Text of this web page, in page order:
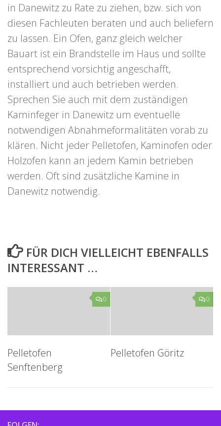
in Danewitz zu Rate zu ziehen, bzw. sich von
diesen Fachleuten beraten und auch beliefern
zu lassen. Ein Ofen, ganz gleich welcher
Bauart ist ein Brandstelle im Haus und sollte
entsprechend vorsichtig angeschafft,
installiert und auch betrieben werden.
Sprechen Sie auch mit dem zuständigen
Kaminfeger in Danewitz um eventuelle
notwendigen Abnahmeformalitäten vorab zu
klären. Nicht jeder Pelletofen, Kaminofen oder
Holzofen kann an jedem Kamin betrieben
werden. Oft sind zusätzliche Kamine in
Danewitz notwendig.
FÜR DICH VIELLEICHT EBENFALLS
INTERESSANT …
0
Pelletofen
Senftenberg
0
Pelletofen Göritz